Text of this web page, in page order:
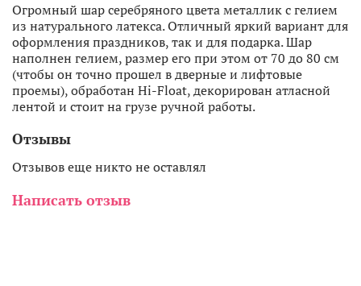
Огромный шар серебряного цвета металлик с гелием
из натурального латекса. Отличный яркий вариант для
оформления праздников, так и для подарка. Шар
наполнен гелием, размер его при этом от 70 до 80 см
(чтобы он точно прошел в дверные и лифтовые
проемы), обработан Hi-Float, декорирован атласной
лентой и стоит на грузе ручной работы.
Отзывы
Отзывов еще никто не оставлял
Написать отзыв